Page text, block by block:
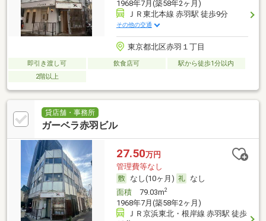
1968年7月(築58年2ヶ月)
ＪＲ東北本線 赤羽駅 徒歩9分
その他の交通
東京都北区赤羽１丁目
即引き渡し可 飲食店可
駅から徒歩1分以内
2階以上
貸店舗・事務所
ガーベラ赤羽ビル
27.50万円
管理費等なし
なし(10ヶ月)
なし
面積79.03m2
1968年7月(築58年2ヶ月)
ＪＲ京浜東北・根岸線 赤羽駅 徒歩